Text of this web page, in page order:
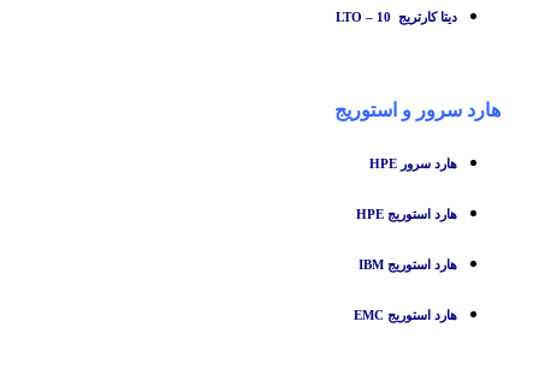
دیتا کارتریج LTO – 10
هارد سرور و استوریج
هارد سرور HPE
هارد استوریج HPE
هارد استوریج IBM
هارد استوریج EMC